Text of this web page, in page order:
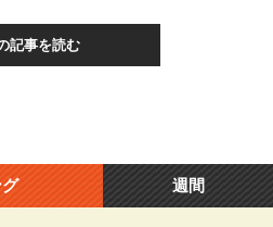
記事を読む
週間